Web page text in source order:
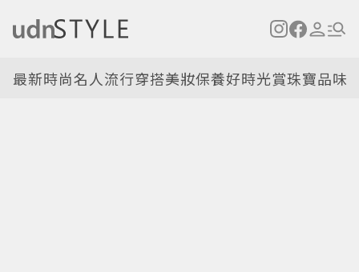
最新時尚名人流行穿搭美妝保養好時光賞珠寶品味